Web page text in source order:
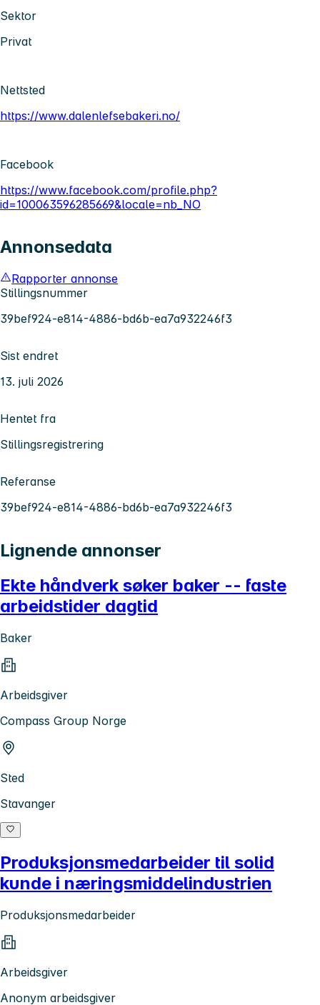
Sektor
Privat
Nettsted
https://www.dalenlefsebakeri.no/
Facebook
https://www.facebook.com/profile.php?
id=100063596285669&locale=nb_NO
Annonsedata
Rapporter annonse
Stillingsnummer
39bef924-e814-4886-bd6b-ea7a932246f3
Sist endret
13. juli 2026
Hentet fra
Stillingsregistrering
Referanse
39bef924-e814-4886-bd6b-ea7a932246f3
Lignende annonser
Ekte håndverk søker baker -- faste
arbeidstider dagtid
Baker
Arbeidsgiver
Compass Group Norge
Sted
Stavanger
Produksjonsmedarbeider til solid
kunde i næringsmiddelindustrien
Produksjonsmedarbeider
Arbeidsgiver
Anonym arbeidsgiver